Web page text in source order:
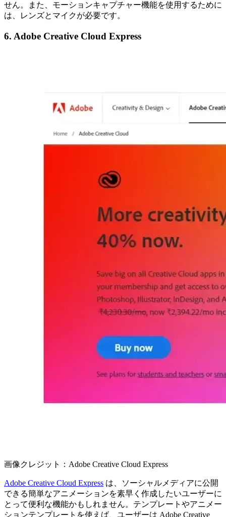
せん。また、モーションキャプチャー機能を使用するために
は、レンズとマイクが必要です。
6. Adobe Creative Cloud Express
画像クレジット：Adobe Creative Cloud Express
Adobe Creative Cloud Express は、ソーシャルメディアに公開
できる簡単なアニメーションを素早く作成したいユーザーに
とって便利な機能かもしれません。テンプレートやアニメー
ションテンプレートを使えば、ユーザーは Adobe Creative